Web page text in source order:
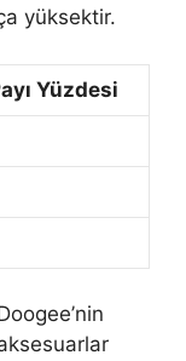
yüksektir.
Yüzdesi